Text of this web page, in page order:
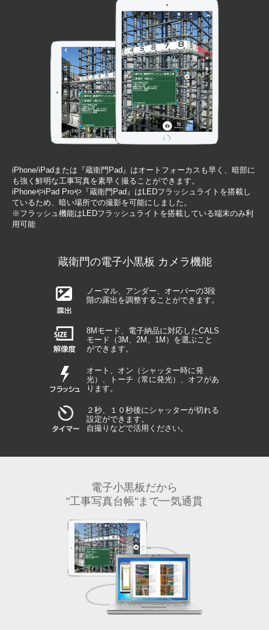
iPhone/iPadまたは『蔵衛門Pad』はオートフォーカスも早く、暗部に
も強く鮮明な工事写真を素早く撮ることができます。
iPhoneやiPad Proや『蔵衛門Pad』はLEDフラッシュライトを搭載し
ているため、暗い場所での撮影を可能にしました。
※フラッシュ機能はLEDフラッシュライトを搭載している端末のみ利
用可能
蔵衛門の電子小黒板 カメラ機能
ノーマル、アンダー、オーバーの3段
階の露出を調整することができます。
8Mモード、電子納品に対応したCALS
モード（3M、2M、1M）を選ぶこと
ができます。
オート、オン（シャッター時に発
光）、トーチ（常に発光）、オフがあ
ります。
２秒、１０秒後にシャッターが切れる
設定ができます。
自撮りなどで活用ください。
電子小黒板だから
"工事写真台帳"まで一気通貫